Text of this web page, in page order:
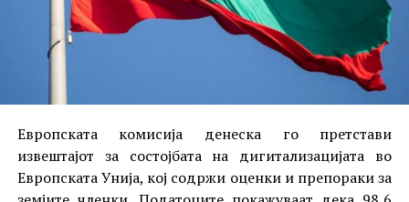
Европската комисија денеска го претстави
извештајот за состојбата на дигитализацијата во
Европската Унија, кој содржи оценки и препораки за